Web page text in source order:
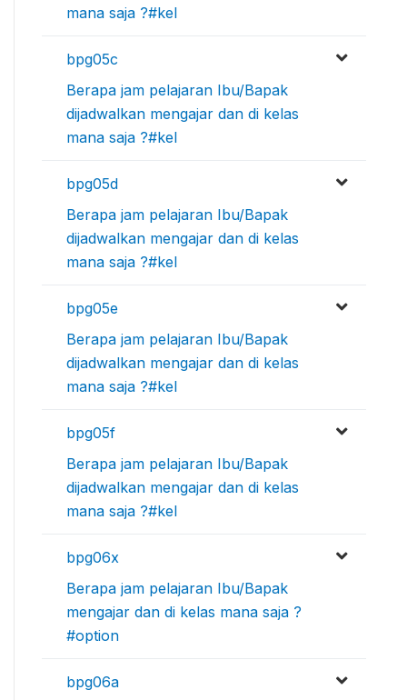
mana saja ?#kel
bpg05c
Berapa jam pelajaran Ibu/Bapak
dijadwalkan mengajar dan di kelas
mana saja ?#kel
bpg05d
Berapa jam pelajaran Ibu/Bapak
dijadwalkan mengajar dan di kelas
mana saja ?#kel
bpg05e
Berapa jam pelajaran Ibu/Bapak
dijadwalkan mengajar dan di kelas
mana saja ?#kel
bpg05f
Berapa jam pelajaran Ibu/Bapak
dijadwalkan mengajar dan di kelas
mana saja ?#kel
bpg06x
Berapa jam pelajaran Ibu/Bapak
mengajar dan di kelas mana saja ?
#option
bpg06a